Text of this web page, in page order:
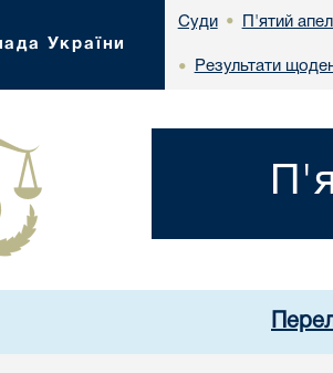
України
Суди • П'ятий
• Результати